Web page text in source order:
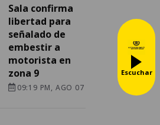
Sala confirma
libertad para
señalado de
embestir a
motorista en
zona 9
09:19 PM, AGO 07
Escuchar